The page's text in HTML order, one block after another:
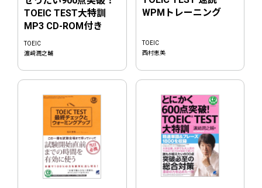
TOEIC TEST大特訓
MP3 CD-ROM付き
TOEIC
濵﨑潤之輔
WPMトレーニング
TOEIC
西村恵美